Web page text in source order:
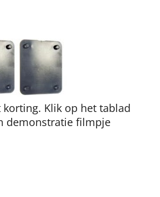
korting. Klik op het tablad
demonstratie filmpje